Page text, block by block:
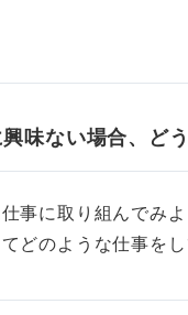
れたつながりが
ょっとした仕事の
なパートナーに出会
るよりも、「やりが
るのを否定してい
味ない場合、ど
仕事に取り組んで
どのような仕事を